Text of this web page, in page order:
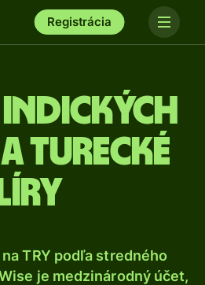
Registrácia
turecké
líry
TRY podľa stredného
je medzinárodný účet,